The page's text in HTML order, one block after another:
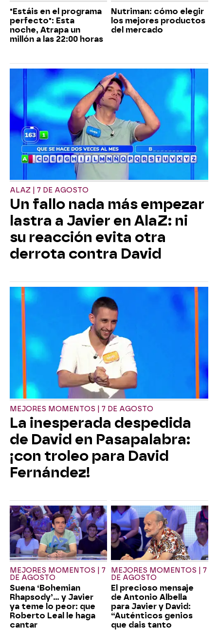
"Estáis en el programa
perfecto": Esta
noche, Atrapa un
millón a las 22:00 horas
Nutriman: cómo elegir
los mejores productos
del mercado
ALAZ | 7 DE AGOSTO
Un fallo nada más empezar
lastra a Javier en AlaZ: ni
su reacción evita otra
derrota contra David
MEJORES MOMENTOS | 7 DE AGOSTO
La inesperada despedida
de David en Pasapalabra:
¡con troleo para David
Fernández!
MEJORES MOMENTOS | 7
DE AGOSTO
Suena ‘Bohemian
Rhapsody’... y Javier
ya teme lo peor: que
Roberto Leal le haga
cantar
MEJORES MOMENTOS | 7
DE AGOSTO
El precioso mensaje
de Antonio Albella
para Javier y David:
“Auténticos genios
que dais tanto